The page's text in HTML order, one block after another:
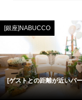
[銀座]NABUCCO
[ゲストとの距離が近いパ